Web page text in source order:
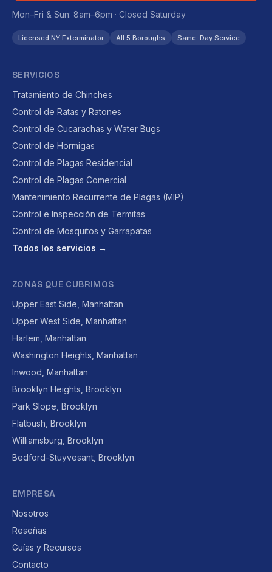
Mon–Fri & Sun: 8am–6pm · Closed Saturday
Licensed NY Exterminator All 5 Boroughs Same-Day Service
SERVICIOS
Tratamiento de Chinches
Control de Ratas y Ratones
Control de Cucarachas y Water Bugs
Control de Hormigas
Control de Plagas Residencial
Control de Plagas Comercial
Mantenimiento Recurrente de Plagas (MIP)
Control e Inspección de Termitas
Control de Mosquitos y Garrapatas
Todos los servicios →
ZONAS QUE CUBRIMOS
Upper East Side, Manhattan
Upper West Side, Manhattan
Harlem, Manhattan
Washington Heights, Manhattan
Inwood, Manhattan
Brooklyn Heights, Brooklyn
Park Slope, Brooklyn
Flatbush, Brooklyn
Williamsburg, Brooklyn
Bedford-Stuyvesant, Brooklyn
EMPRESA
Nosotros
Reseñas
Guías y Recursos
Contacto